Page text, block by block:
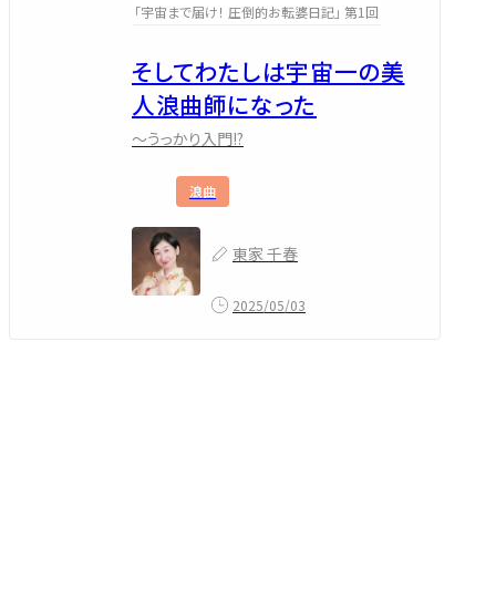
「宇宙まで届け！ 圧倒的お転婆日記」 第1回
そしてわたしは宇宙一の美
人浪曲師になった
～うっかり入門!?
浪曲
東家 千春
2025/05/03